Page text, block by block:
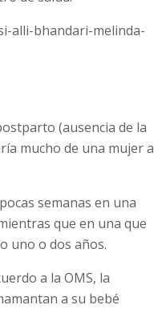
alli-bhandari-melinda-
(ausencia de la
mucho de una mujer a
semanas en una
que en una que
uno o dos años.
a la OMS, la
a su bebé